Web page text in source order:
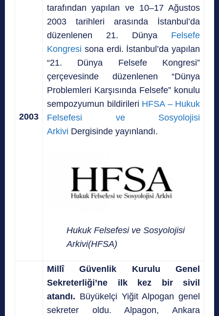
2003
tarafından yapılan ve 10–17 Ağustos
2003 tarihleri arasında İstanbul’da
düzenlenen 21. Dünya Felsefe
Kongresi sona erdi. İstanbul’da yapılan
“21. Dünya Felsefe Kongresi”
çerçevesinde düzenlenen “Dünya
Problemleri Karşısında Felsefe” konulu
sempozyumun bildirileri HFSA – Hukuk
Felsefesi ve Sosyolojisi
Arkivi Dergisinde yayınlandı.
Hukuk Felsefesi ve Sosyolojisi
Arkivi(HFSA)
Millî Güvenlik Kurulu Genel
Sekreterliği’ne ilk kez bir sivil
atandı. Büyükelçi Yiğit Alpogan genel
sekreter oldu. Alpagon, Ankara